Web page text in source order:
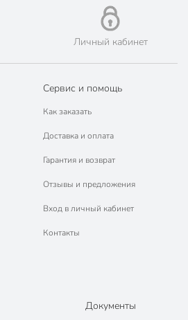
Личный кабинет
Сервис и помощь
Как заказать
Доставка и оплата
Гарантия и возврат
Отзывы и предложения
Вход в личный кабинет
Контакты
Документы